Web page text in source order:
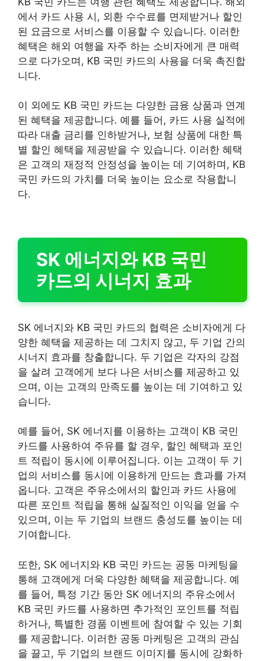
에서 카드 사용 시, 외환 수수료를 면제받거나 할인
된 요금으로 서비스를 이용할 수 있습니다. 이러한
혜택은 해외 여행을 자주 하는 소비자에게 큰 매력
으로 다가오며, KB 국민 카드의 사용을 더욱 촉진합
니다.
이 외에도 KB 국민 카드는 다양한 금융 상품과 연계
된 혜택을 제공합니다. 예를 들어, 카드 사용 실적에
따라 대출 금리를 인하받거나, 보험 상품에 대한 특
별 할인 혜택을 제공받을 수 있습니다. 이러한 혜택
은 고객의 재정적 안정성을 높이는 데 기여하며, KB
국민 카드의 가치를 더욱 높이는 요소로 작용합니
다.
SK 에너지와 KB 국민
카드의 시너지 효과
SK 에너지와 KB 국민 카드의 협력은 소비자에게 다
양한 혜택을 제공하는 데 그치지 않고, 두 기업 간의
시너지 효과를 창출합니다. 두 기업은 각자의 강점
을 살려 고객에게 보다 나은 서비스를 제공하고 있
으며, 이는 고객의 만족도를 높이는 데 기여하고 있
습니다.
예를 들어, SK 에너지를 이용하는 고객이 KB 국민
카드를 사용하여 주유를 할 경우, 할인 혜택과 포인
트 적립이 동시에 이루어집니다. 이는 고객이 두 기
업의 서비스를 동시에 이용하게 만드는 효과를 가져
옵니다. 고객은 주유소에서의 할인과 카드 사용에
따른 포인트 적립을 통해 실질적인 이익을 얻을 수
있으며, 이는 두 기업의 브랜드 충성도를 높이는 데
기여합니다.
또한, SK 에너지와 KB 국민 카드는 공동 마케팅을
통해 고객에게 더욱 다양한 혜택을 제공합니다. 예
를 들어, 특정 기간 동안 SK 에너지의 주유소에서
KB 국민 카드를 사용하면 추가적인 포인트를 적립
하거나, 특별한 경품 이벤트에 참여할 수 있는 기회
를 제공합니다. 이러한 공동 마케팅은 고객의 관심
을 끌고, 두 기업의 브랜드 이미지를 동시에 강화하